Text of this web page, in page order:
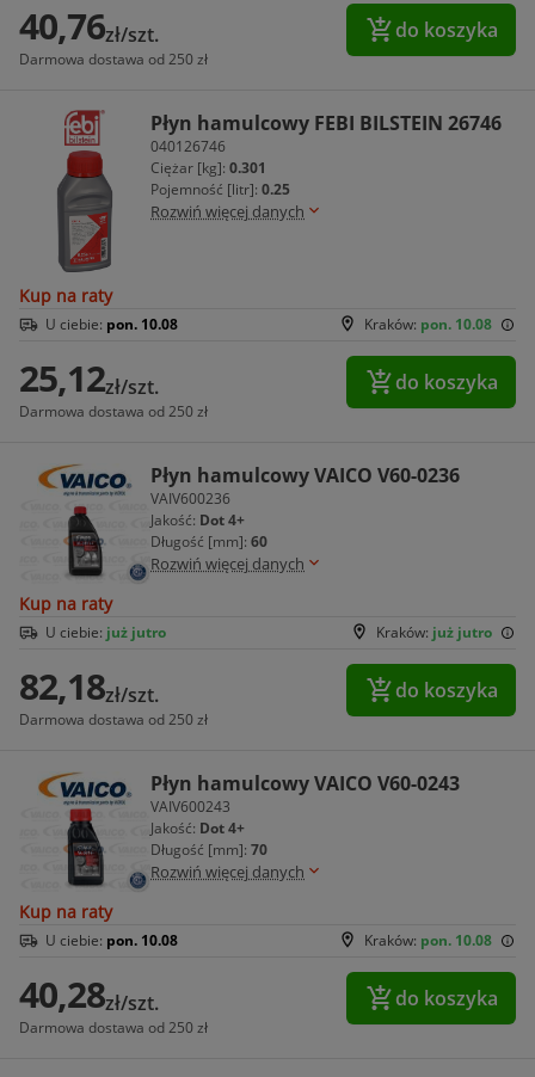
40,76zł/szt.
Darmowa dostawa od 250 zł
do koszyka
Płyn hamulcowy FEBI BILSTEIN 26746
040126746
Ciężar [kg]: 0.301
Pojemność [litr]: 0.25
Rozwiń więcej danych
Kup na raty
Kraków: pon. 10.08
U ciebie: pon. 10.08
25,12zł/szt.
Darmowa dostawa od 250 zł
do koszyka
Płyn hamulcowy VAICO V60-0236
VAIV600236
Jakość: Dot 4+
Długość [mm]: 60
Rozwiń więcej danych
Kup na raty
Kraków: już jutro
U ciebie: już jutro
82,18zł/szt.
Darmowa dostawa od 250 zł
do koszyka
Płyn hamulcowy VAICO V60-0243
VAIV600243
Jakość: Dot 4+
Długość [mm]: 70
Rozwiń więcej danych
Kup na raty
Kraków: pon. 10.08
U ciebie: pon. 10.08
40,28zł/szt.
Darmowa dostawa od 250 zł
do koszyka